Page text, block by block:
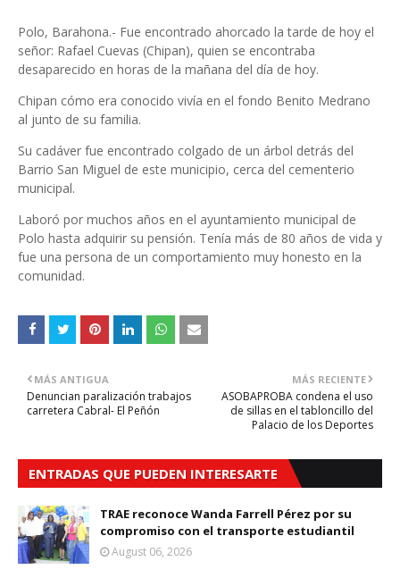
Polo, Barahona.- Fue encontrado ahorcado la tarde de hoy el
señor: Rafael Cuevas (Chipan), quien se encontraba
desaparecido en horas de la mañana del día de hoy.
Chipan cómo era conocido vivía en el fondo Benito Medrano
al junto de su familia.
Su cadáver fue encontrado colgado de un árbol detrás del
Barrio San Miguel de este municipio, cerca del cementerio
municipal.
Laboró por muchos años en el ayuntamiento municipal de
Polo hasta adquirir su pensión. Tenía más de 80 años de vida y
fue una persona de un comportamiento muy honesto en la
comunidad.
MÁS RECIENTE
ASOBAPROBA condena el uso
de sillas en el tabloncillo del
Palacio de los Deportes
MÁS ANTIGUA
Denuncian paralización trabajos
carretera Cabral- El Peñón
ENTRADAS QUE PUEDEN INTERESARTE
TRAE reconoce Wanda Farrell Pérez por su
compromiso con el transporte estudiantil
August 06, 2026